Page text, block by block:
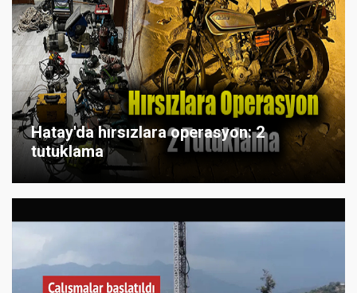
Hatay'da hırsızlara operasyon: 2
tutuklama